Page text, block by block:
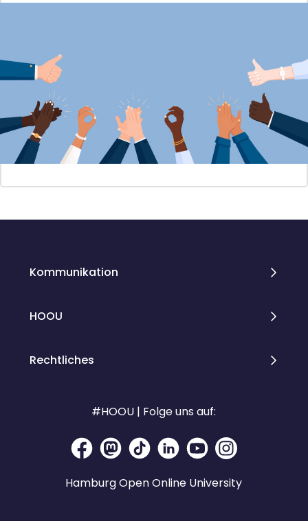
Kommunikation
HOOU
Rechtliches
#HOOU | Folge uns auf:
Hamburg Open Online University